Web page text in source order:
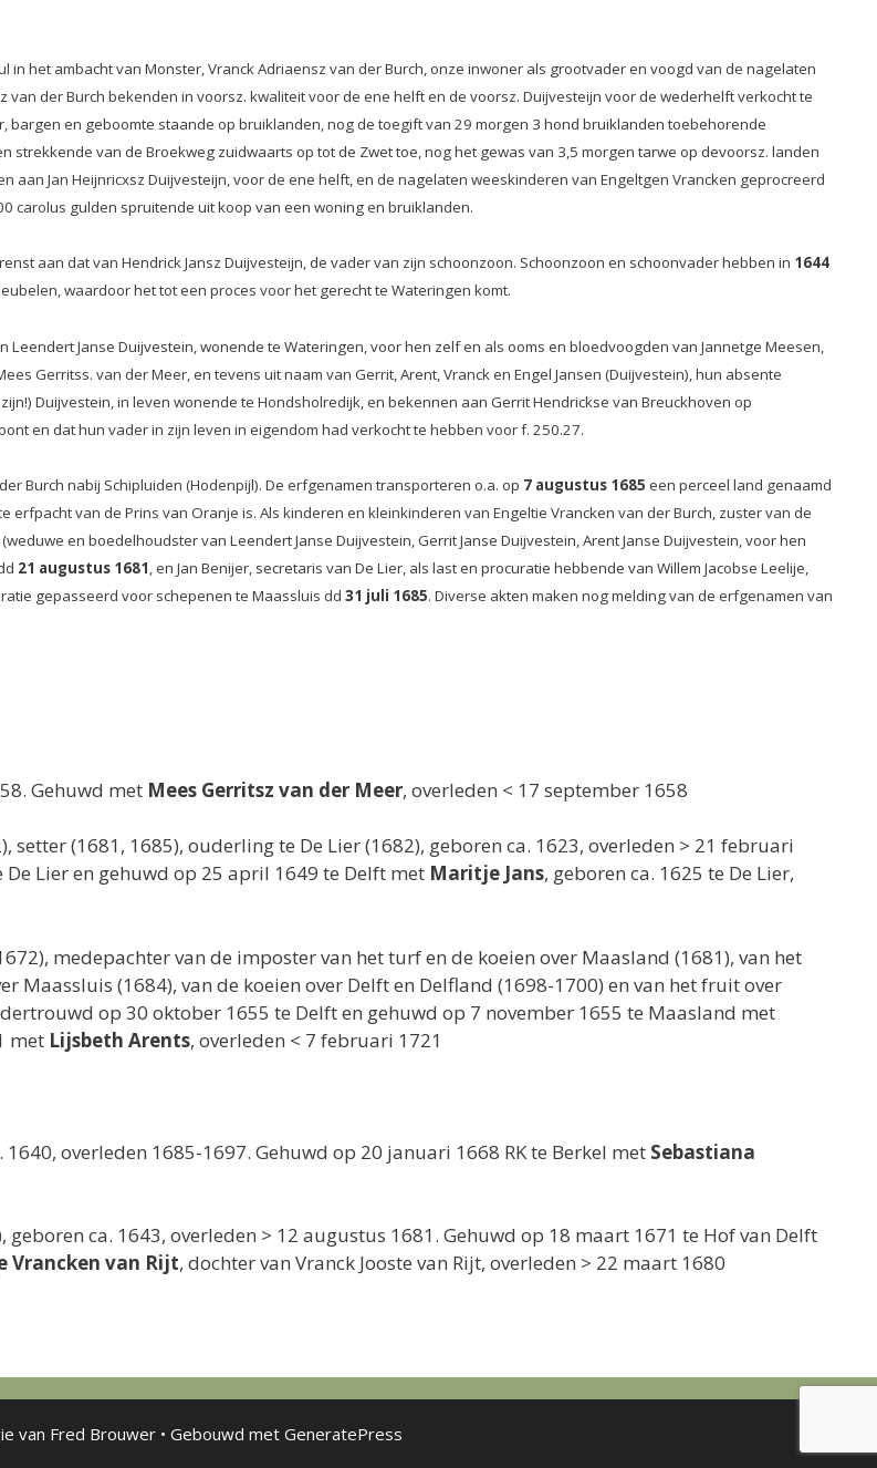
in het ambacht van Monster, Vranck Adriaensz van der Burch, onze inwoner als grootvader en voogd van de nagelaten
van der Burch bekenden in voorsz. kwaliteit voor de ene helft en de voorsz. Duijvesteijn voor de wederhelft verkocht te
bargen en geboomte staande op bruiklanden, nog de toegiftvan 29 morgen 3 hond bruiklanden toebehorende
strekkende van de Broekweg zuidwaarts op tot de Zwet toe, nog het gewas van 3,5 morgen tarwe op devoorsz. landen
aan Jan Heijnricxsz Duijvesteijn, voor de ene helft, en de nagelaten weeskinderen van Engeltgen Vrancken geprocreerd
carolus gulden spruitende uit koop van een woning en bruiklanden.
aan dat van Hendrick Jansz Duijvesteijn, de vader van zijn schoonzoon. Schoonzoon en schoonvader hebben in 1644
waardoor het tot een proces voor het gerecht te Wateringen komt.
Leendert Janse Duijvestein, wonende te Wateringen, voor hen zelf en als ooms en bloedvoogden van Jannetge Meesen,
Gerritss. van der Meer, en tevens uit naam van Gerrit, Arent, Vranck en Engel Jansen (Duijvestein), hun absente
Duijvestein, in leven wonende te Hondsholredijk, en bekennen aan Gerrit Hendrickse van Breuckhoven op
en dat hun vader in zijn leven in eigendom had verkocht te hebben voor f. 250.27.
Burch nabij Schipluiden (Hodenpijl). De erfgenamen transporteren o.a. op 7 augustus 1685 een perceel land genaamd
erfpacht van de Prins van Oranje is. Als kinderen en kleinkinderen van Engeltie Vrancken van der Burch, zuster van de
en boedelhoudster van Leendert Janse Duijvestein, Gerrit Janse Duijvestein, Arent Janse Duijvestein, voor hen
21 augustus 1681, en Jan Benijer, secretaris van De Lier, als last en procuratie hebbende van Willem Jacobse Leelije,
gepasseerd voor schepenen te Maassluis dd 31 juli 1685. Diverse akten maken nog melding van de erfgenamen van
Gehuwd met Mees Gerritsz van der Meer, overleden < 17 september 1658
setter (1681, 1685), ouderling te De Lier (1682), geboren ca. 1623, overleden > 21 februari
Lier en gehuwd op 25 april 1649 te Delft met Maritje Jans, geboren ca. 1625 te De Lier,
medepachter van de imposter van het turf en de koeien over Maasland (1681), van het
Maassluis (1684), van de koeien over Delft en Delfland (1698-1700) en van het fruit over
op 30 oktober 1655 te Delft en gehuwd op 7 november 1655 te Maasland met
met Lijsbeth Arents, overleden < 7 februari 1721
overleden 1685-1697. Gehuwd op 20 januari 1668 RK te Berkel met Sebastiana
geboren ca. 1643, overleden > 12 augustus 1681. Gehuwd op 18 maart 1671 te Hof van Delft
Vrancken van Rijt, dochter van Vranck Jooste van Rijt, overleden > 22 maart 1680
van Fred Brouwer • Gebouwd met GeneratePress